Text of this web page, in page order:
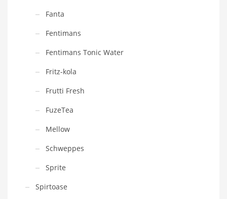
Fanta
Fentimans
Fentimans Tonic Water
Fritz-kola
Frutti Fresh
FuzeTea
Mellow
Schweppes
Sprite
Spirtoase